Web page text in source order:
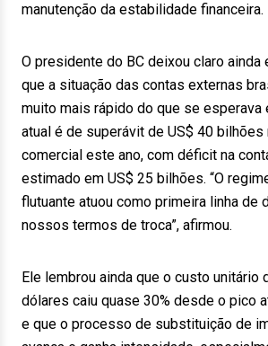
manutenção da estabilidade financeira.
O presidente do BC deixou claro
que a situação das contas externas
muito mais rápido do que se esperava
atual é de superávit de US$ 40 bilhões
comercial este ano, com déficit na
estimado em US$ 25 bilhões. “O
flutuante atuou como primeira linha de
nossos termos de troca”, afirmou.
Ele lembrou ainda que o custo unitário
dólares caiu quase 30% desde o pico
e que o processo de substituição de